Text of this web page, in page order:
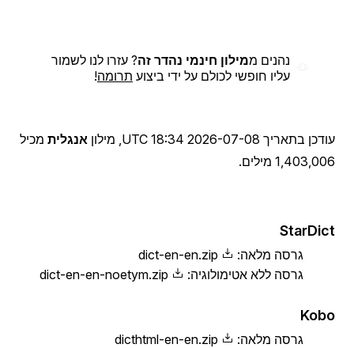
נהנים ממילון חינמי נהדר זה? עזרו לנו לשמור
עליו חופשי לכולם על ידי ביצוע תרומה!
עודכן בתאריך 2026-07-08 18:34 UTC , מילון אנגלית מכיל
1,403,006 מילים.
StarDict
גרסה מלאה:
dict-en-en.zip
גרסה ללא אטימולוגיה:
dict-en-en-noetym.zip
Kobo
גרסה מלאה:
dicthtml-en-en.zip